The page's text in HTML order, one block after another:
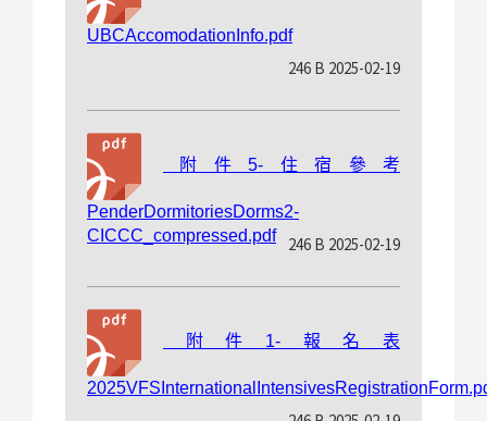
UBCAccomodationInfo.pdf
246 B 2025-02-19
附件5-住宿參考
PenderDormitoriesDorms2-
CICCC_compressed.pdf
246 B 2025-02-19
附件1-報名表